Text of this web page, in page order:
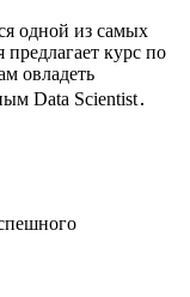
одной из самых
курс по
овладеть
Data Scientist․